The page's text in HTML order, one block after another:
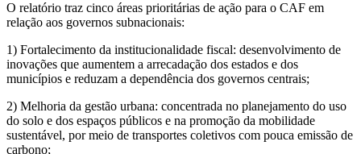
O relatório traz cinco áreas prioritárias de ação para o CAF em
relação aos governos subnacionais:
1) Fortalecimento da institucionalidade fiscal: desenvolvimento de
inovações que aumentem a arrecadação dos estados e dos
municípios e reduzam a dependência dos governos centrais;
2) Melhoria da gestão urbana: concentrada no planejamento do uso
do solo e dos espaços públicos e na promoção da mobilidade
sustentável, por meio de transportes coletivos com pouca emissão de
carbono;